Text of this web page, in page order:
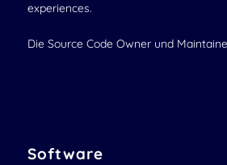
experiences.
Die Source Code Owner und
Software